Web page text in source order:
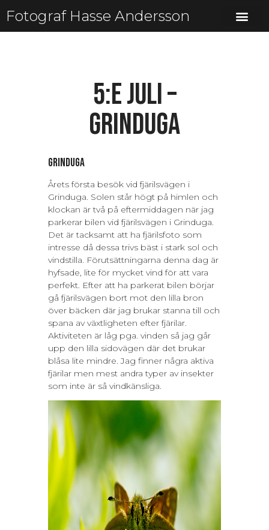
Fotograf Hasse Andersson
5:e juli –
Grinduga
Grinduga
Årets första besök vid fjärilsvägen i
Grinduga. Solen står högt på himlen och
klockan är två på eftermiddagen när jag
parkerar bilen vid fjärilsvägen i Grinduga.
Det är tacksamt att ha fjärilsfoto som
intresse då dessa trivs bäst i stark sol och
vindstilla. Förutsättningarna denna dag är
hyfsade, lite för mycket vind för att vara
perfekt. Efter att ha parkerat bilen börjar
gå fjärilsvägen bort mot den lilla bron
över bäcken där jag brukar stanna till och
spana av växtligheten efter fjärilar.
Aktiviteten är låg pga. vinden så jag går
upp den lilla sidovägen där det brukar
blåsa lite mindre. Jag finner några aktiva
fjärilar men mest andra typer av insekter
som inte är så vindkänsliga.